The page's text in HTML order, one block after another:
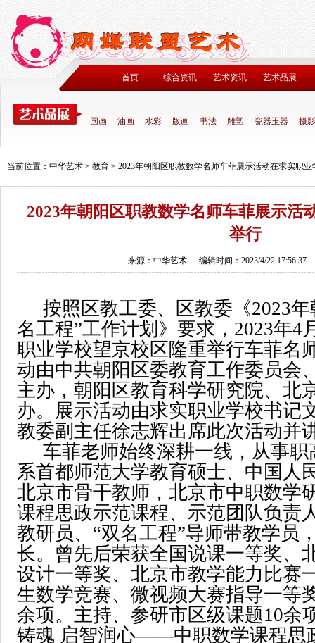
首页 综合资讯 艺术资讯 艺术品展
国画 油画 水彩 版画 书法 雕塑 瓷器玉器 摄影
当前位置： 中华艺术 > 教育 > 2023年朝阳区职教数学名师车菲展示活动在求实职
2023年朝阳区职教数学名师车菲展示活
举行
来源：中华艺术 编辑时间：2023/4/22 17:56:37
按照区教工委、区教委《2023
名工程”工作计划》要求，2023年4
职业学校望京校区隆重举行车菲名
动由中共朝阳区委教育工作委员会
主办，朝阳区教育科学研究院、北
办。展示活动由求实职业学校书记
教委副主任徐志辉出席此次活动并
车菲老师始终深耕一线，从事
系首都师范大学教育硕士、中国人
北京市骨干教师，北京市中职数学
课程思政示范课程、示范团队负责
教研员、“双名工程”导师带教学员
长。曾先后荣获全国说课一等奖、
设计一等奖、北京市教学能力比赛
生数学竞赛、微视频大赛指导一等
余项。主持、参研市区级课题10余
铸魂 启智润心——中职数学课程思